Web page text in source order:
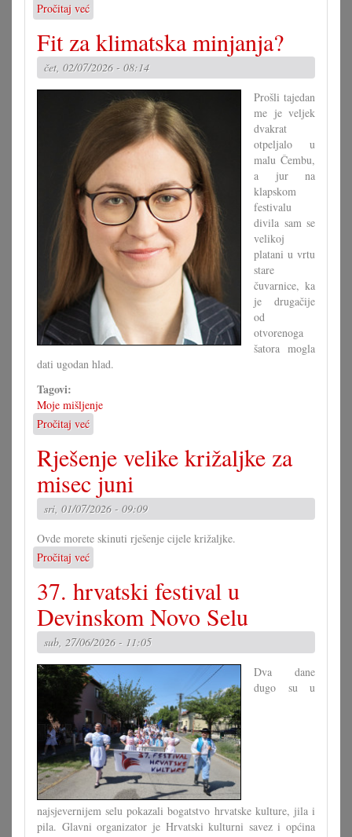
Pročitaj već
10
ljet
klapske
pjesme
u
južnom
Gradišću
Fit za klimatska minjanja?
čet, 02/07/2026 - 08:14
Prošli tajedan
me je veljek
dvakrat
otpeljalo u
malu Čembu,
a jur na
klapskom
festivalu
divila sam se
velikoj
platani u vrtu
stare
čuvarnice, ka
je drugačije
od
otvorenoga
šatora mogla
dati ugodan hlad.
Tagovi:
Moje mišljenje
Pročitaj već
Fit
za
klimatska
minjanja?
Rješenje velike križaljke za
misec juni
sri, 01/07/2026 - 09:09
Ovde morete skinuti rješenje cijele križaljke.
Pročitaj već
Rješenje
velike
križaljke
za
misec
juni
37. hrvatski festival u
Devinskom Novo Selu
sub, 27/06/2026 - 11:05
Dva dane
dugo su u
najsjevernijem selu pokazali bogatstvo hrvatske kulture, jila i
pila. Glavni organizator je Hrvatski kulturni savez i općina